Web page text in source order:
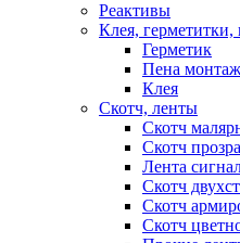
Реактивы
Клея, герметитки,
Герметик
Пена
Клея
Скотч, ленты
Скотч
Скотч
Лента
Скотч
Скотч
Скотч